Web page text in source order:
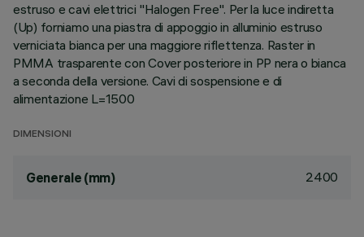
estruso e cavi elettrici "Halogen Free". Per la luce indiretta
(Up) forniamo una piastra di appoggio in alluminio estruso
verniciata bianca per una maggiore riflettenza. Raster in
PMMA trasparente con Cover posteriore in PP nera o bianca
a seconda della versione. Cavi di sospensione e di
alimentazione L=1500
DIMENSIONI
Generale (mm) 2400